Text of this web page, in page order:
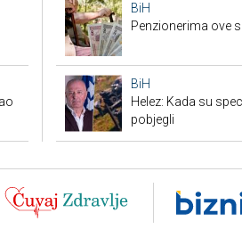
BiH
Penzionerima ove
BiH
Helez: Kada su
pobjegli